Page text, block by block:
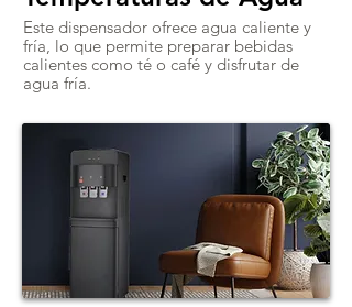
Este dispensador ofrece agua caliente y
fría, lo que permite preparar bebidas
calientes como té o café y disfrutar de
agua fría.